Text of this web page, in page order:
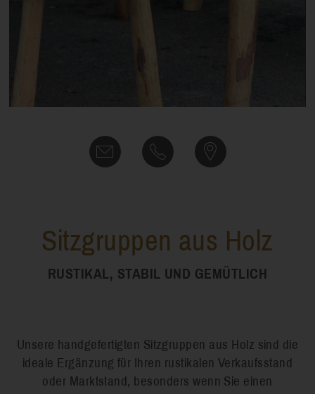
Sitzgruppen aus Holz
RUSTIKAL, STABIL UND GEMÜTLICH
Unsere handgefertigten Sitzgruppen aus Holz sind die
ideale Ergänzung für Ihren rustikalen Verkaufsstand
oder Marktstand, besonders wenn Sie einen